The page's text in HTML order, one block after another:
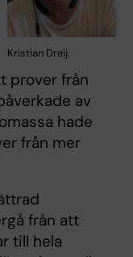
Kristian Dreij.
prover från
av
hade
från mer
från att
till hela